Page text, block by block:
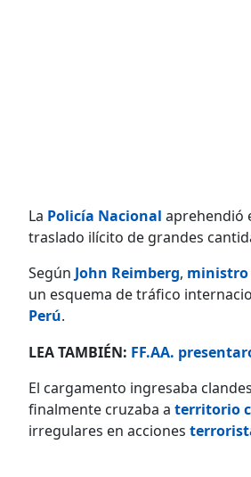
La Policía Nacional aprehendió
traslado ilícito de grandes
Según John Reimberg,
un esquema de tráfico
Perú.
LEA TAMBIÉN: FF.AA.
El cargamento ingresaba
finalmente cruzaba a territorio
irregulares en acciones